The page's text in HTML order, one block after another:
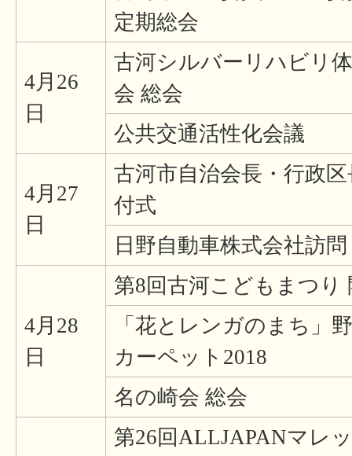
定期総会
4月26
日
古河シルバーリハビリ
会 総会
公共交通活性化会議
4月27
日
古河市自治会長・行政
付式
日野自動車株式会社訪問
4月28
日
第8回古河こどもまつり
「花とレンガのまち」
カーペット2018
名の崎会 総会
第26回ALLJAPANマレ